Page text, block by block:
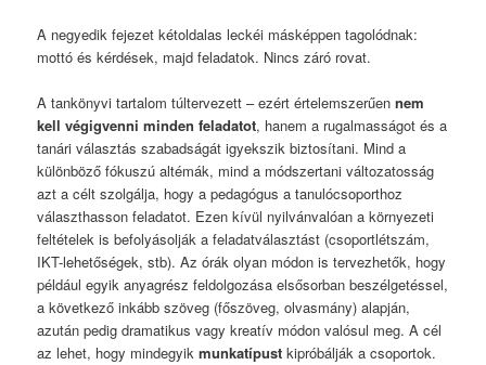
A negyedik fejezet kétoldalas leckéi másképpen tagolódnak:
mottó és kérdések, majd feladatok. Nincs záró rovat.
A tankönyvi tartalom túltervezett – ezért értelemszerűennem
kell végigvenni minden feladatot, hanem a rugalmasságot és a
tanári választás szabadságát igyekszik biztosítani. Mind a
különböző fókuszú altémák, mind a módszertani változatosság
azt a célt szolgálja, hogy a pedagógus a tanulócsoporthoz
választhasson feladatot. Ezen kívül nyilvánvalóan a környezeti
feltételek is befolyásolják a feladatválasztást (csoportlétszám,
IKT-lehetőségek, stb). Az órák olyan módon is tervezhetők, hogy
például egyik anyagrész feldolgozása elsősorban beszélgetéssel,
a következő inkább szöveg (főszöveg, olvasmány) alapján,
azután pedig dramatikus vagy kreatív módon valósul meg. A cél
az lehet, hogy mindegyikmunkatípust kipróbálják a csoportok.